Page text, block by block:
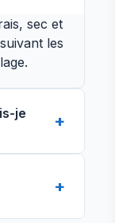
sec et
les
je
l’utilisez